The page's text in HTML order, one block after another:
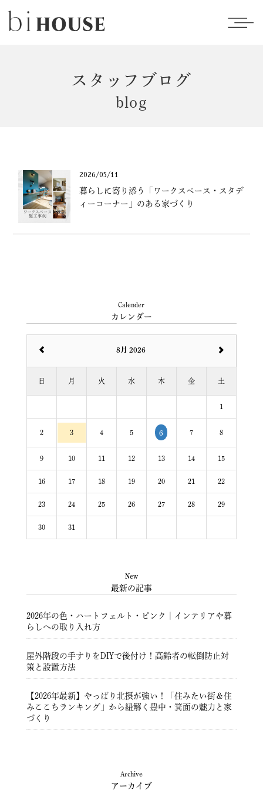
スタッフブログ
blog
2026/05/11
暮らしに寄り添う「ワークスペース・スタデ
ィーコーナー」のある家づくり
Calender
カレンダー
8月 2026
日 月 火 水 木 金 土
1
2 3 4 5 6 7 8
9 10 11 12 13 14 15
16 17 18 19 20 21 22
23 24 25 26 27 28 29
30 31
New
最新の記事
2026年の色・ハートフェルト・ピンク｜インテリアや暮
らしへの取り入れ方
屋外階段の手すりをDIYで後付け！高齢者の転倒防止対
策と設置方法
【2026年最新】やっぱり北摂が強い！「住みたい街＆住
みここちランキング」から紐解く豊中・箕面の魅力と家
づくり
Archive
アーカイブ